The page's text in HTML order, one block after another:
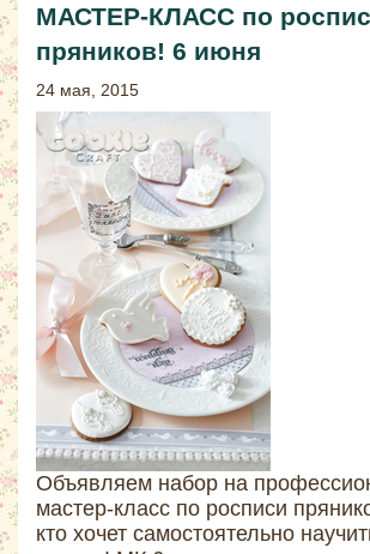
МАСТЕР-КЛАСС по
пряников! 6 июня
24 мая, 2015
Объявляем набор на
мастер-класс по росписи
кто хочет самостоятельно